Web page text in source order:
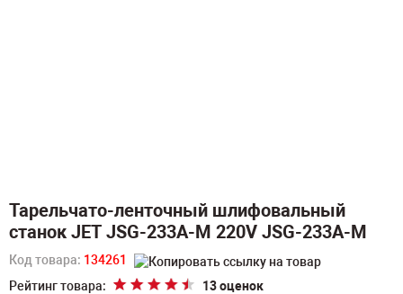
Тарельчато-ленточный шлифовальный
станок JET JSG-233A-M 220V JSG-233A-M
Код товара: 134261
Рейтинг товара:
13 оценок